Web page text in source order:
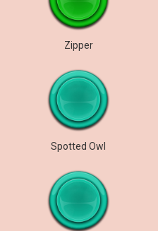
Zipper
Spotted Owl